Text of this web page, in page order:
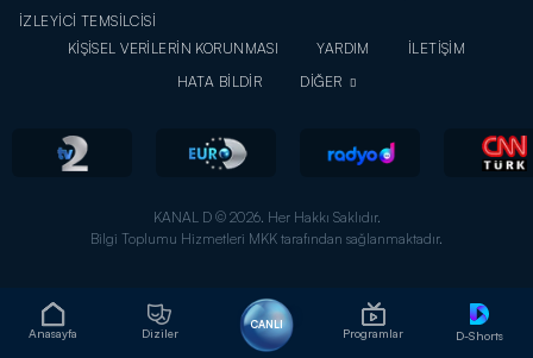
Anasayfa Diziler
CANLI
Programlar D-Shorts
İZLEYİCİ TEMSİLCİSİ
KİŞİSEL VERİLERİN KORUNMASI
YARDIM
İLETİŞİM
HATA BİLDİR
DİĞER
KANAL D © 2026. Her Hakkı Saklıdır.
Bilgi Toplumu Hizmetleri MKK tarafından sağlanmaktadır.